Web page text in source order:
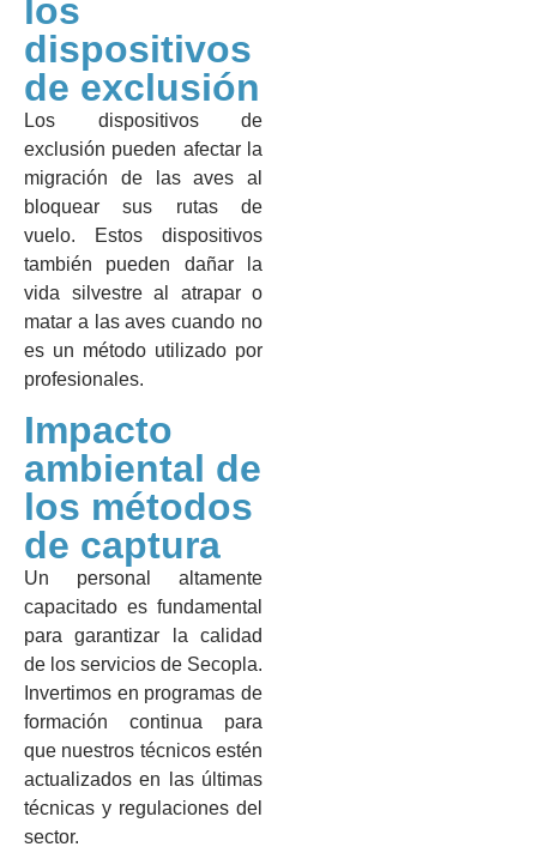
los
dispositivos
de exclusión
Los dispositivos de
exclusión pueden afectar la
migración de las aves al
bloquear sus rutas de
vuelo. Estos dispositivos
también pueden dañar la
vida silvestre al atrapar o
matar a las aves cuando no
es un método utilizado por
profesionales.
Impacto
ambiental de
los métodos
de captura
Un personal altamente
capacitado es fundamental
para garantizar la calidad
de los servicios de Secopla.
Invertimos en programas de
formación continua para
que nuestros técnicos estén
actualizados en las últimas
técnicas y regulaciones del
sector.